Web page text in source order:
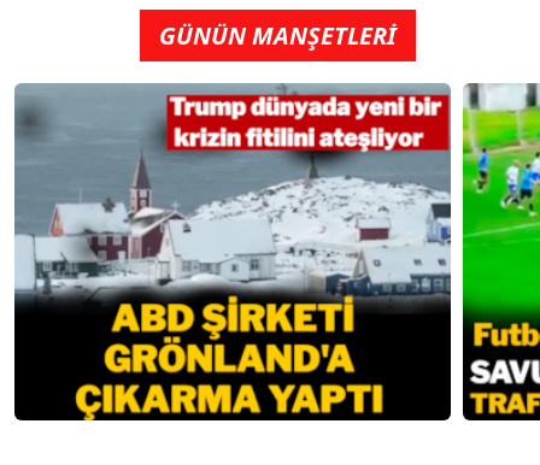
GÜNÜN MANŞETLERİ